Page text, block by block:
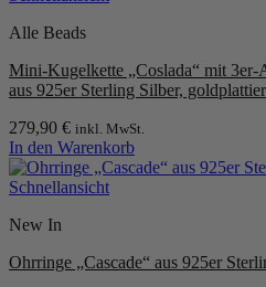
Alle Beads
Mini-Kugelkette „Coslada“ mit 3er-
aus 925er Sterling Silber,
279,90 € inkl. MwSt.
In den Warenkorb
Schnellansicht
New In
Ohrringe „Cascade“ aus 925er